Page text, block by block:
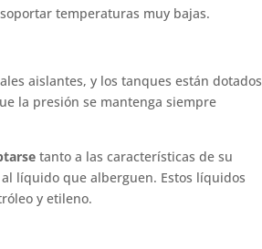
temperaturas muy bajas.
aislantes, y los tanques están dotados
la presión se mantenga siempre
tanto a las características de su
líquido que alberguen. Estos líquidos
y etileno.